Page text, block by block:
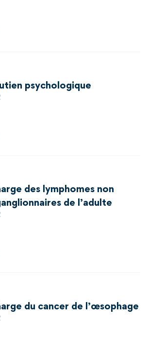
psychologique
des lymphomes non
de l’adulte
du cancer de l’œsophage